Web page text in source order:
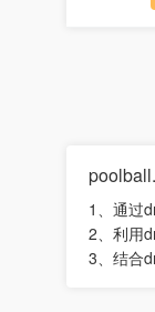
1、通过
2、利用
3、结合